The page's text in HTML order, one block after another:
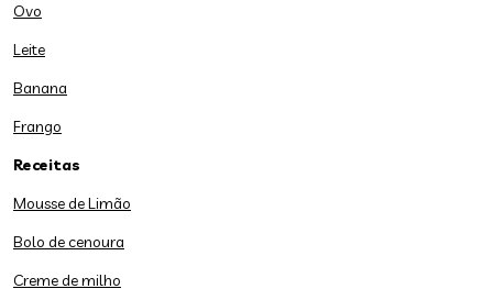
Ovo
Leite
Banana
Frango
Receitas
Mousse de Limão
Bolo de cenoura
Creme de milho